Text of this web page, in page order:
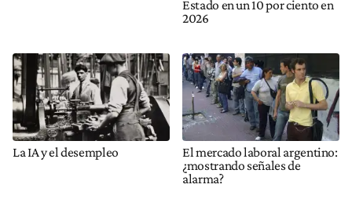
Estado en un 10 por ciento en
2026
La IA y el desempleo
El mercado laboral argentino:
¿mostrando señales de
alarma?